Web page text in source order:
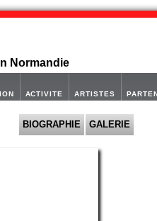
Normandie
ACTIVITE ARTISTES
BIOGRAPHIE GALERIE